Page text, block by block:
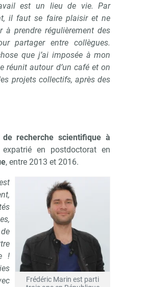
est un lieu de vie. Par
il faut se faire plaisir et ne
à prendre régulièrement des
partager entre collègues.
que j’ai imposée à mon
réunit autour d’un café et on
projets collectifs, après des
recherche scientifique à
en postdoctorat en
, entre 2013 et 2016.
Frédéric Marin est parti
!